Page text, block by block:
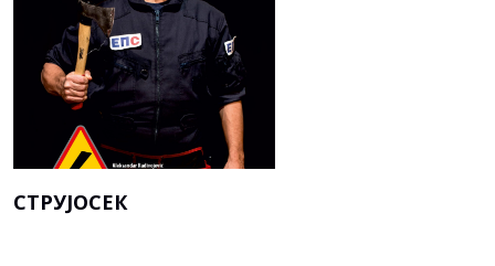
СТРУЈОСЕК